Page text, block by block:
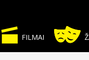
FILMAI